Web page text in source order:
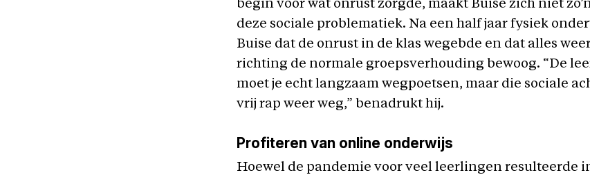
begin voor wat onrust zorgde, maakt Buise zich niet
deze sociale problematiek. Na een half jaar fysiek
Buise dat de onrust in de klas wegebde en dat alles
richting de normale groepsverhouding bewoog. “De
moet je echt langzaam wegpoetsen, maar die sociale
vrij rap weer weg,” benadrukt hij.
Profiteren van online onderwijs
Hoewel de pandemie voor veel leerlingen resulteerde